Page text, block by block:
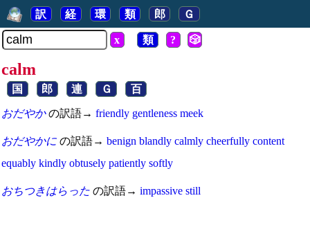
訳 経 環 類 郎 Ｇ
x 類 ? 🎲
calm
国 郎 連 Ｇ 百
おだやかの訳語→ friendly gentleness meek
おだやかに の訳語→ benign blandly calmly cheerfully content
equably kindly obtusely patiently softly
おちつきはらった の訳語→ impassive still